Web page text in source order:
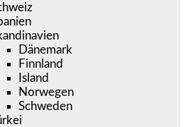
Dänemark
Finnland
Island
Norwegen
Schweden